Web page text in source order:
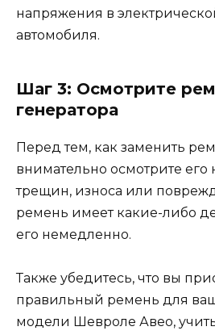
напряжения в
автомобиля.
Шаг 3: Осмотрите
генератора
Перед тем, как заменить
внимательно осмотрите его
трещин, износа или
ремень имеет какие-либо
его немедленно.
Также убедитесь, что вы
правильный ремень для
модели Шевроле Авео,